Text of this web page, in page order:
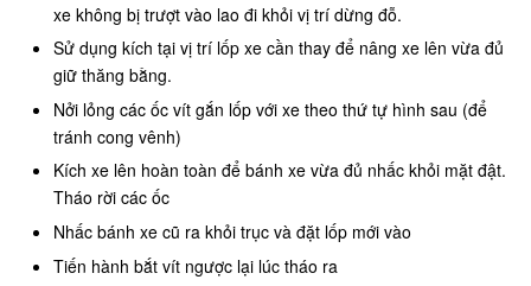
xe không bị trượt vào lao đi khỏi vị trí dừng đỗ.
Sử dụng kích tại vị trí lốp xe cần thay để nâng xe lên vừa đủ
giữ thăng bằng.
Nởi lỏng các ốc vít gắn lốp với xe theo thứ tự hình sau (để
tránh cong vênh)
Kích xe lên hoàn toàn để bánh xe vừa đủ nhấc khỏi mặt đật.
Tháo rời các ốc
Nhấc bánh xe cũ ra khỏi trục và đặt lốp mới vào
Tiến hành bắt vít ngược lại lúc tháo ra